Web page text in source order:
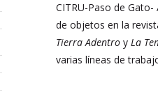
CITRU-Paso de
de objetos en la
Tierra Adentro yLa
varias líneas de